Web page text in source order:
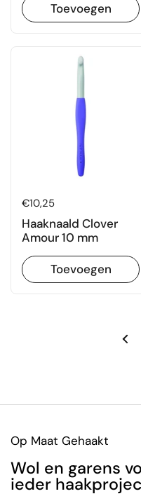
Toevoegen
Prijs:
€10,25
Haaknaald Clover
Amour 10 mm
Toevoegen
Vorige
Op Maat Gehaakt
Wol en garens
ieder